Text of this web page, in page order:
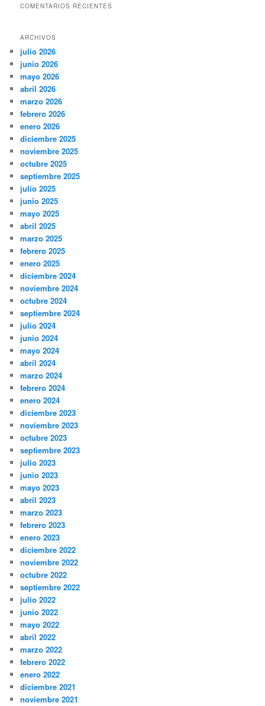
COMENTARIOS RECIENTES
ARCHIVOS
julio 2026
junio 2026
mayo 2026
abril 2026
marzo 2026
febrero 2026
enero 2026
diciembre 2025
noviembre 2025
octubre 2025
septiembre 2025
julio 2025
junio 2025
mayo 2025
abril 2025
marzo 2025
febrero 2025
enero 2025
diciembre 2024
noviembre 2024
octubre 2024
septiembre 2024
julio 2024
junio 2024
mayo 2024
abril 2024
marzo 2024
febrero 2024
enero 2024
diciembre 2023
noviembre 2023
octubre 2023
septiembre 2023
julio 2023
junio 2023
mayo 2023
abril 2023
marzo 2023
febrero 2023
enero 2023
diciembre 2022
noviembre 2022
octubre 2022
septiembre 2022
julio 2022
junio 2022
mayo 2022
abril 2022
marzo 2022
febrero 2022
enero 2022
diciembre 2021
noviembre 2021